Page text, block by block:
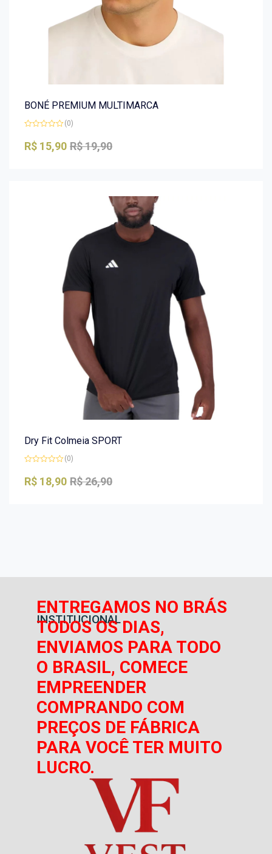
BONÉ PREMIUM MULTIMARCA
0
de
(0)
R$19,90
R$ 15,90
Dry Fit Colmeia SPORT
0
de
(0)
R$26,90
R$ 18,90
INSTITUCIONAL
ENTREGAMOS NO BRÁS
TODOS OS DIAS,
ENVIAMOS PARA TODO
O BRASIL, COMECE
EMPREENDER
COMPRANDO COM
PREÇOS DE FÁBRICA
PARA VOCÊ TER MUITO
LUCRO.